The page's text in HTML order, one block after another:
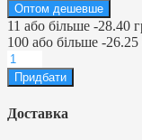
Оптом дешевше
11 або більше -28.40
100 або більше -26.25
Доставка